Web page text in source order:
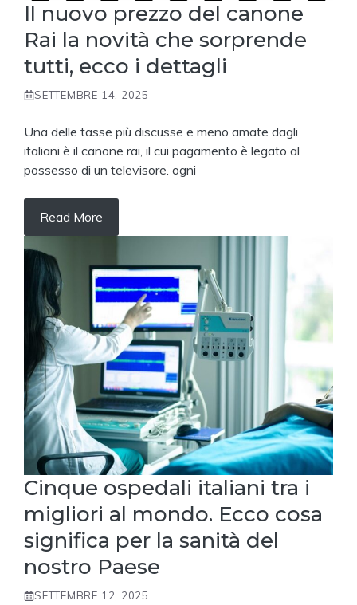
Il nuovo prezzo del canone
Rai la novità che sorprende
tutti, ecco i dettagli
SETTEMBRE 14, 2025
Una delle tasse più discusse e meno amate dagli
italiani è il canone rai, il cui pagamento è legato al
possesso di un televisore. ogni
Read More
Cinque ospedali italiani tra i
migliori al mondo. Ecco cosa
significa per la sanità del
nostro Paese
SETTEMBRE 12, 2025